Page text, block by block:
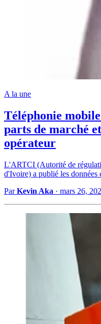
A la une
Téléphonie
parts de marché
opérateur
L'ARTCI (Autorité de
d'Ivoire) a publié les données
ParKevin Aka · mars 26,